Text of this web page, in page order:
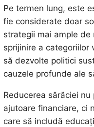
Pe termen lung, este
fie considerate doar
strategii mai ample de
sprijinire a categoriilor
să dezvolte politici
cauzele profunde ale
Reducerea sărăciei
ajutoare financiare, ci
care să includă